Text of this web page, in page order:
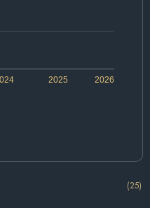
2026
2025
(25)